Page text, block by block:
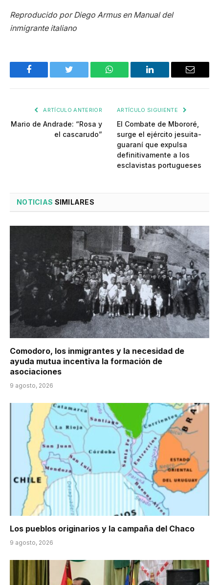
Reproducido por Diego Armus en Manual del
inmigrante italiano
Facebook Twitter WhatsApp LinkedIn Email
ARTÍCULO ANTERIOR
Mario de Andrade: “Rosa y
el cascarudo”
ARTÍCULO SIGUIENTE
El Combate de Mbororé,
surge el ejército jesuita-
guaraní que expulsa
definitivamente a los
esclavistas portugueses
NOTICIAS SIMILARES
Comodoro, los inmigrantes y la necesidad de
ayuda mutua incentiva la formación de
asociaciones
9 agosto, 2026
Los pueblos originarios y la campaña del Chaco
9 agosto, 2026